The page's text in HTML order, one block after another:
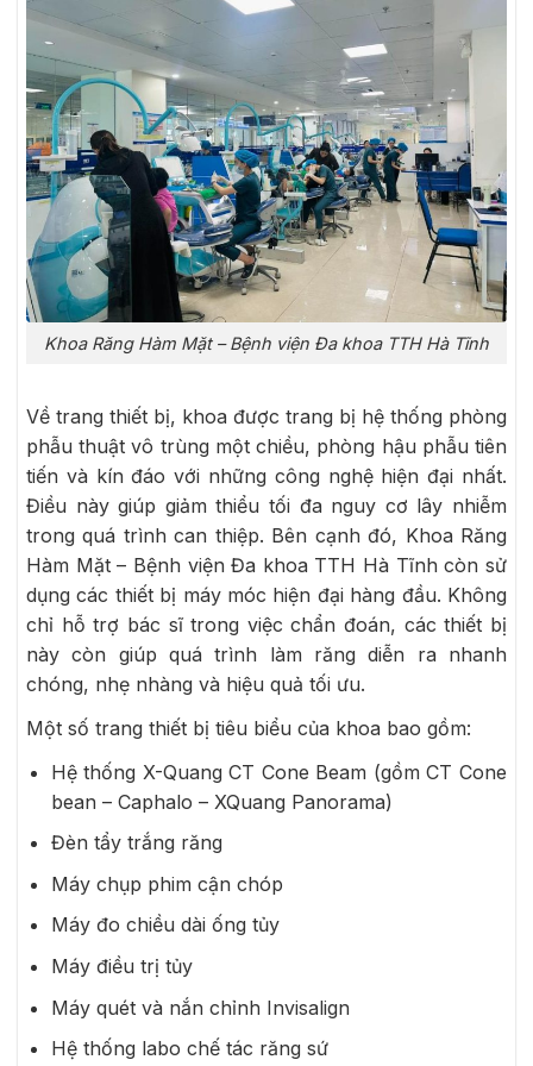
Khoa Răng Hàm Mặt – Bệnh viện Đa khoa TTH Hà Tĩnh
Về trang thiết bị, khoa được trang bị hệ thống phòng
phẫu thuật vô trùng một chiều, phòng hậu phẫu tiên
tiến và kín đáo với những công nghệ hiện đại nhất.
Điều này giúp giảm thiểu tối đa nguy cơ lây nhiễm
trong quá trình can thiệp. Bên cạnh đó, Khoa Răng
Hàm Mặt – Bệnh viện Đa khoa TTH Hà Tĩnh còn sử
dụng các thiết bị máy móc hiện đại hàng đầu. Không
chỉ hỗ trợ bác sĩ trong việc chẩn đoán, các thiết bị
này còn giúp quá trình làm răng diễn ra nhanh
chóng, nhẹ nhàng và hiệu quả tối ưu.
Một số trang thiết bị tiêu biểu của khoa bao gồm:
Hệ thống X-Quang CT Cone Beam (gồm CT Cone
bean – Caphalo – XQuang Panorama)
Đèn tẩy trắng răng
Máy chụp phim cận chóp
Máy đo chiều dài ống tủy
Máy điều trị tủy
Máy quét và nắn chỉnh Invisalign
Hệ thống labo chế tác răng sứ